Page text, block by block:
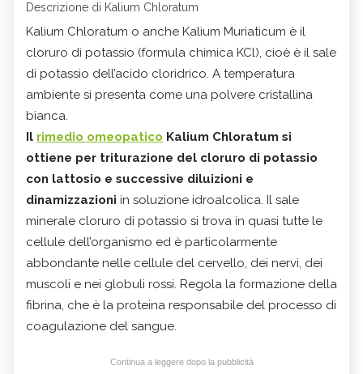
Descrizione di Kalium Chloratum
Kalium Chloratum o anche Kalium Muriaticum è il
cloruro di potassio (formula chimica KCl), cioè è il sale
di potassio dell’acido cloridrico. A temperatura
ambiente si presenta come una polvere cristallina
bianca.
Il rimedio omeopatico Kalium Chloratum si
ottiene per triturazione del cloruro di potassio
con lattosio e successive diluizioni e
dinamizzazioni in soluzione idroalcolica. Il sale
minerale cloruro di potassio si trova in quasi tutte le
cellule dell’organismo ed è particolarmente
abbondante nelle cellule del cervello, dei nervi, dei
muscoli e nei globuli rossi. Regola la formazione della
fibrina, che è la proteina responsabile del processo di
coagulazione del sangue.
Continua a leggere dopo la pubblicità